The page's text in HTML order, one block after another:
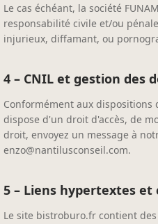
Le cas échéant, la société
responsabilité civile et/ou
injurieux, diffamant, ou
4 – CNIL et gestion des
Conformément aux
dispose d'un droit d'accès, de
droit, envoyez un message à
enzo@nantilusconseil.com.
5 – Liens hypertextes et
Le site bistroburo.fr contient